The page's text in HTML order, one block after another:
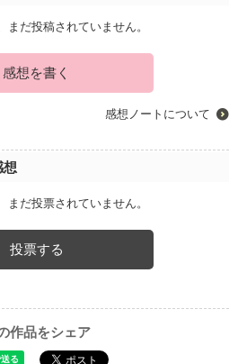
まだ投稿されていません。
感想を書く
感想ノートについて
想
まだ投票されていません。
投票する
作品をシェア